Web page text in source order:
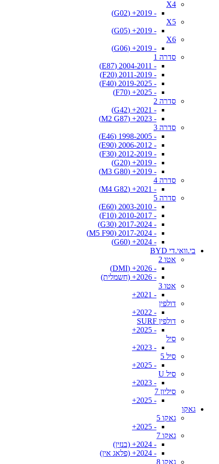
X4
- 2019+ (G02)
X5
- 2019+ (G05)
X6
- 2019+ (G06)
סדרה 1
- 2004-2011 (E87)
- 2011-2019 (F20)
- 2019-2025 (F40)
- 2025+ (F70)
סדרה 2
- 2021+ (G42)
- 2023+ (M2 G87)
סדרה 3
- 1998-2005 (E46)
- 2006-2012 (E90)
- 2012-2019 (F30)
- 2019+ (G20)
- 2019+ (M3 G80)
סדרה 4
- 2021+ (M4 G82)
סדרה 5
- 2003-2010 (E60)
- 2010-2017 (F10)
- 2017-2024 (G30)
- 2017-2024 (M5 F90)
- 2024+ (G60)
בי.וואי.די BYD
אטו 2
- 2026+ (DMI)
- 2026+ (חשמלית)
אטו 3
- 2021+
דולפין
- 2022+
דולפין SURF
- 2025+
סיל
- 2023+
סיל 5
- 2025+
סיל U
- 2023+
סיליון 7
- 2025+
גאקו
גאקו 5
- 2025+
גאקו 7
- 2024+ (בנזין)
- 2024+ (פלאג אין)
גאקו 8